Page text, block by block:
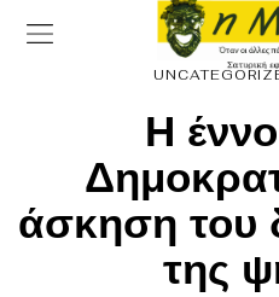
Η
άσκηση του
της